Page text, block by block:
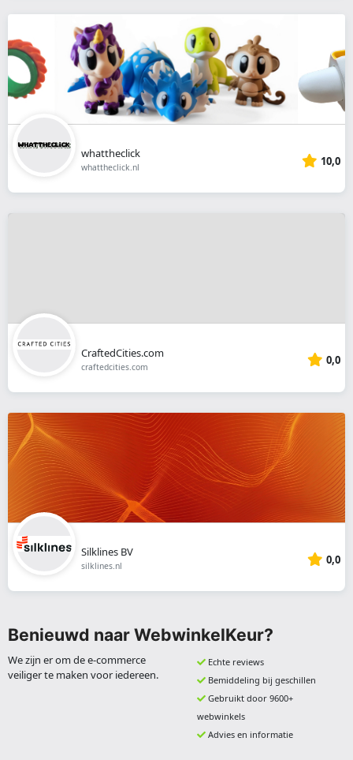
whattheclick
whattheclick.nl 10,0
CraftedCities.com
craftedcities.com 0,0
Silklines BV
silklines.nl 0,0
Benieuwd naar WebwinkelKeur?
We zijn er om de e-commerce
veiliger te maken voor iedereen.
Echte reviews
Bemiddeling bij geschillen
Gebruikt door 9600+
webwinkels
Advies en informatie